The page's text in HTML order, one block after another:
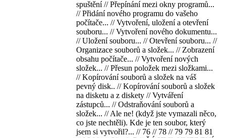
spuštění // Přepínání mezi okny programů...
// Přidání nového programu do vašeho
počítače... // Vytvoření, uložení a otevření
souboru... // Vytvoření nového dokumentu...
// Uložení souboru... // Otevření souboru... //
Organizace souborů a složek... // Zobrazení
obsahu počítače... // Vytvoření nových
složek... // Přesun položek mezi složkami...
// Kopírování souborů a složek na váš
pevný disk.. // Kopírování souborů a složek
na disketu a z diskety // Vytváření
zástupců... // Odstraňování souborů a
složek... // Ale ne! (když jste vymazali něco,
co jste nechtěli). Kde je ten soubor, který
jsem si vytvořil?... // 76 // 78 // 79 79 81 81